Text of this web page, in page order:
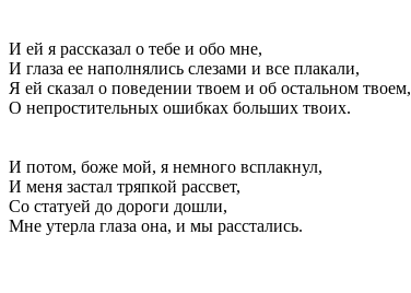
И ей я рассказал о тебе и обо мне,
И глаза ее наполнялись слезами и все плакали,
Я ей сказал о поведении твоем и об остальном твоем,
О непростительных ошибках больших твоих.
И потом, боже мой, я немного всплакнул,
И меня застал тряпкой рассвет,
Со статуей до дороги дошли,
Мне утерла глаза она, и мы расстались.